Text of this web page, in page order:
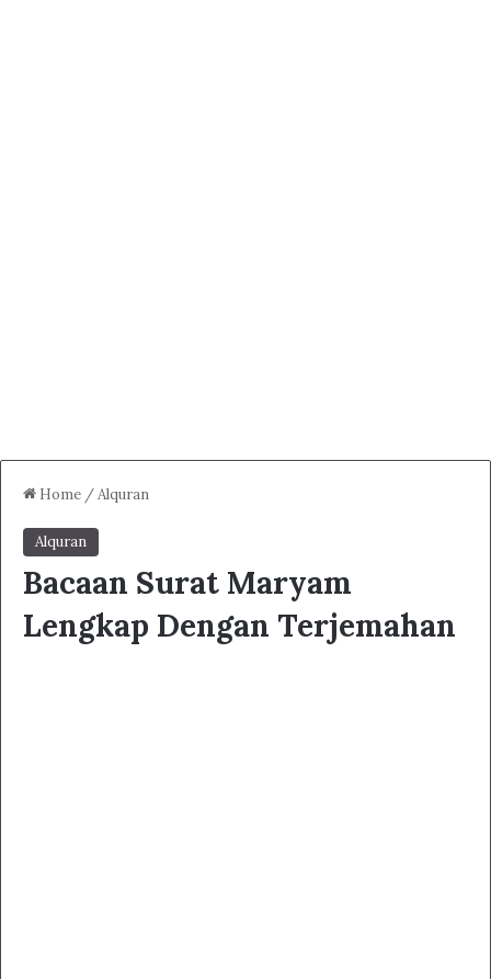
Home /Alquran
Alquran
Bacaan Surat Maryam
Lengkap Dengan Terjemahan